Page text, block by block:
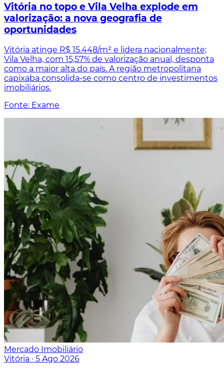
Vitória no topo e Vila Velha explode em
valorização: a nova geografia de
oportunidades
Vitória atinge R$ 15.448/m² e lidera nacionalmente;
Vila Velha, com 15,57% de valorização anual, desponta
como a maior alta do país. A região metropolitana
capixaba consolida-se como centro de investimentos
imobiliários.
Fonte: Exame
Mercado Imobiliário
Vitória · 5 Ago 2026